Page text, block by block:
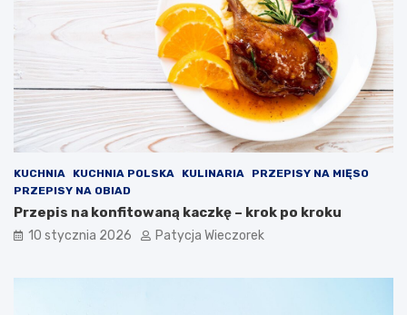
KUCHNIA KUCHNIA POLSKA KULINARIA
PRZEPISY NA MIĘSO
PRZEPISY NA OBIAD
Przepis na konfitowaną kaczkę – krok po kroku
10 stycznia 2026 Patycja Wieczorek